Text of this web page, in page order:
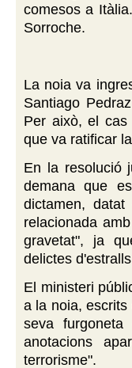
comesos a
Sorroche.
La noia va
Santiago
Per això, el
que va ratificar
En la resolució
demana que
dictamen,
relacionada
gravetat", ja
delictes
El ministeri
a la noia,
seva
anotacions
terrorisme".